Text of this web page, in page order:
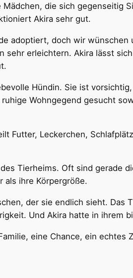
die sich gegenseitig
Akira sehr gut.
adoptiert, doch wir
erleichtern. Akira lässt
Hündin. Sie ist
Wohngegend gesucht
Futter, Leckerchen,
Tierheims. Oft sind gerade
als ihre Körpergröße.
der sie endlich sieht. Das
Und Akira hatte in ihrem
eine Chance, ein echtes